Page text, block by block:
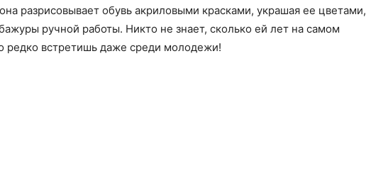
разрисовывает обувь акриловыми красками, украшая ее цветами,
ручной работы. Никто не знает, сколько ей лет на самом
редко встретишь даже среди молодежи!